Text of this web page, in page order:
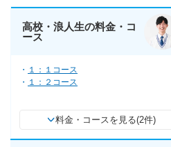
高校・浪人生の料金・コ
ース
１：１コース
１：２コース
料金・コースを見る(2件)